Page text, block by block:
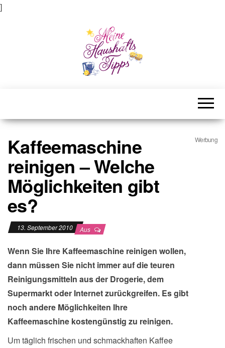
]
Kaffeemaschine
reinigen – Welche
Möglichkeiten gibt
es?
Werbung
13. September 2010 Aus
Wenn Sie Ihre Kaffeemaschine reinigen wollen,
dann müssen Sie nicht immer auf die teuren
Reinigungsmitteln aus der Drogerie, dem
Supermarkt oder Internet zurückgreifen. Es gibt
noch andere Möglichkeiten Ihre
Kaffeemaschine kostengünstig zu reinigen.
Um täglich frischen und schmackhaften Kaffee